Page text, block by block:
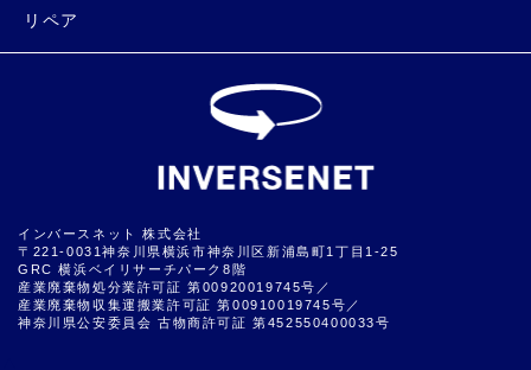
リペア
インバースネット 株式会社
〒221-0031神奈川県横浜市神奈川区新浦島町1丁目1-25
GRC 横浜ベイリサーチパーク8階
産業廃棄物処分業許可証 第00920019745号／
産業廃棄物収集運搬業許可証 第00910019745号／
神奈川県公安委員会 古物商許可証 第452550400033号